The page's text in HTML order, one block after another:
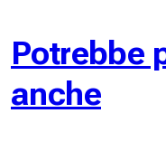
rivenditori diretti,
di ristorazione.
Potrebbe
anche